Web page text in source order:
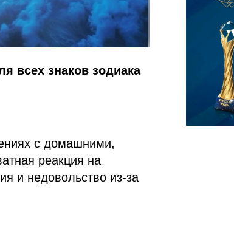
всех знаков зодиака
с домашними,
реакция на
и недовольство из-за